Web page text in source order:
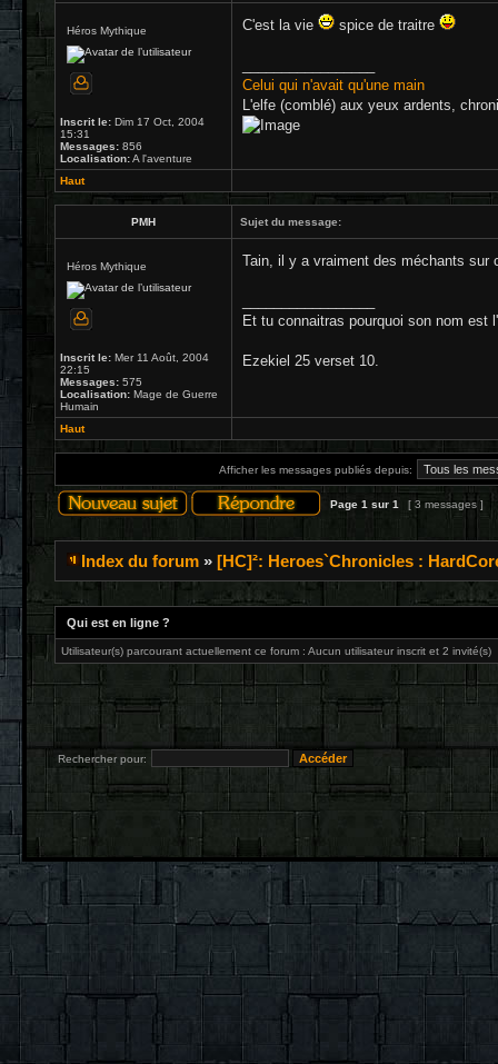
Héros Mythique
Inscrit le: Dim 17 Oct, 2004
15:31
Messages: 856
Localisation:A l'aventure
C'est la vie spice de traitre
Celui qui n'avait qu'une main
L'elfe (comblé) aux yeux ardents,
Haut
PMH Sujet du message:
Héros Mythique
Inscrit le: Mer 11 Août, 2004
22:15
Messages: 575
Localisation: Mage de Guerre
Humain
Tain, il y a vraiment des méchants sur
Et tu connaitras pourquoi son nom est
Ezekiel 25 verset 10.
Haut
Afficher les messages publiés depuis:
Page 1 sur 1 [ 3 messages ]
Index du forum » [HC]²: Heroes`Chronicles :
Qui est en ligne ?
Utilisateur(s) parcourant actuellement ce forum : Aucun utilisateur inscrit et 2 invité(s)
Rechercher pour: